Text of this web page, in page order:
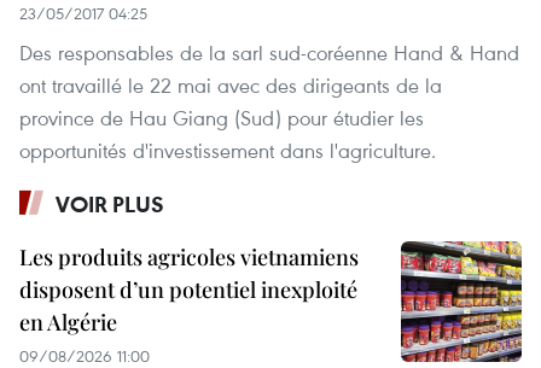
23/05/2017 04:25
Des responsables de la sarl sud-coréenne Hand & Hand
ont travaillé le 22 mai avec des dirigeants de la
province de Hau Giang (Sud) pour étudier les
opportunités d'investissement dans l'agriculture.
VOIR PLUS
Les produits agricoles vietnamiens
disposent d’un potentiel inexploité
en Algérie
09/08/2026 11:00